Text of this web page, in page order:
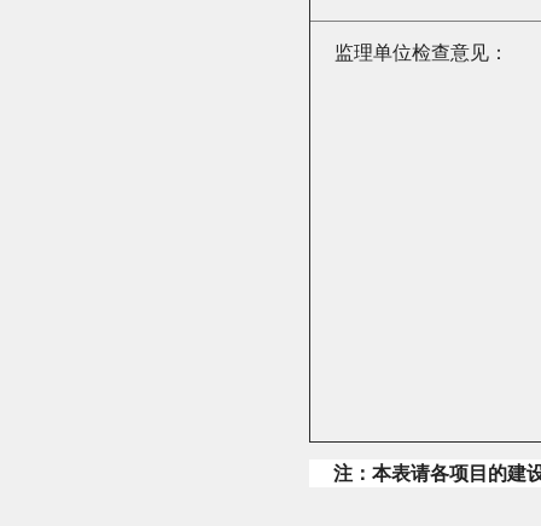
监理单位检查意见：
注：本表请各项目的建